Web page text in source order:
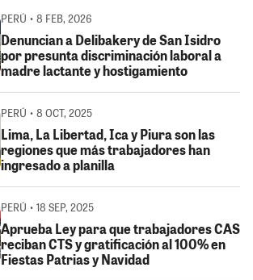
PERÚ • 8 FEB, 2026
Denuncian a Delibakery de San Isidro
por presunta discriminación laboral a
madre lactante y hostigamiento
PERÚ • 8 OCT, 2025
Lima, La Libertad, Ica y Piura son las
regiones que más trabajadores han
ingresado a planilla
PERÚ • 18 SEP, 2025
Aprueba Ley para que trabajadores CAS
reciban CTS y gratificación al 100% en
Fiestas Patrias y Navidad